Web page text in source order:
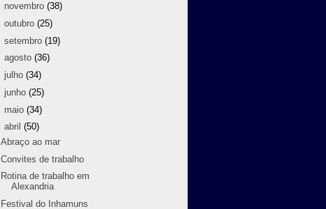
novembro (38)
outubro (25)
setembro (19)
agosto (36)
julho (34)
junho (25)
maio (34)
abril (50)
Abraço ao mar
Convites de trabalho
Rotina de trabalho em
Alexandria
Festival do Inhamuns